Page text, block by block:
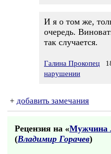
И я о том же,
очередь.
так случается.
Галина Прокопец
нарушении
+ добавить замечания
Рецензия на «Мужчина
(Владимир Горачев)